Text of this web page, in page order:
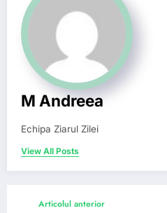
M Andreea
Echipa Ziarul Zilei
View All Posts
Articolul anterior